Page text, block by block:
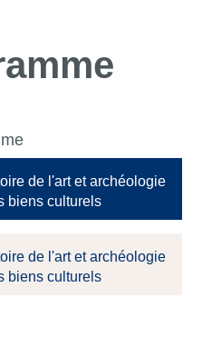
de l'art et archéologie
biens culturels
de l'art et archéologie
biens culturels